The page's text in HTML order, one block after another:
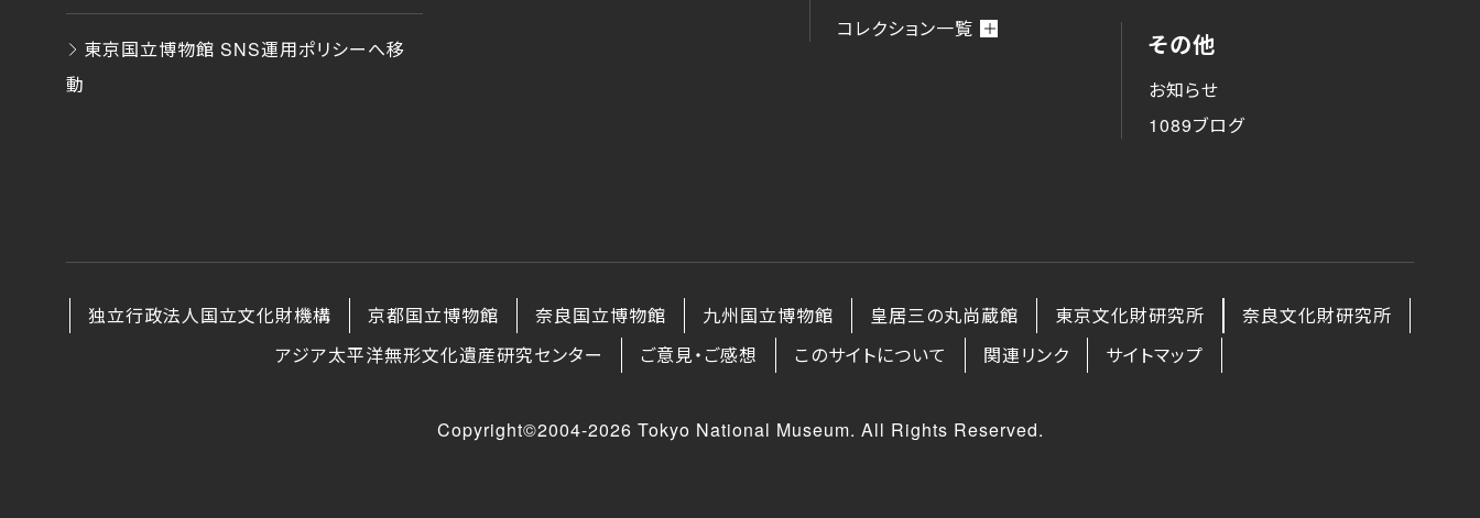
東京国立博物館 SNS運用ポリシーへ移
動
コレクション一覧 その他
お知らせ
1089ブログ
独立行政法人国立文化財機構 京都国立博物館 奈良国立博物館 九州国立博物館 皇居三の丸尚蔵館 東京文化財研究所
奈良文化財研究所
アジア太平洋無形文化遺産研究センター
ご意見・ご感想 このサイトについて 関連リンク サイトマップ
Copyright©2004-2026 Tokyo National Museum. All Rights Reserved.